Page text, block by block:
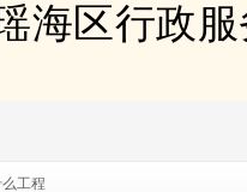
海区行政
工程